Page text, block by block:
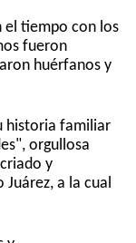
el tiempo con los
fueron
huérfanos y
historia familiar
orgullosa
y
a la cual